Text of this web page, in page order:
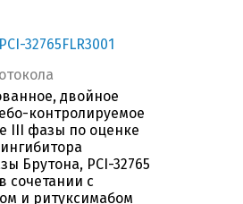
32765FLR3001
двойное
контролируемое
III фазы по оценке
Брутона, PCI-32765
сочетании с
и ритуксимабом